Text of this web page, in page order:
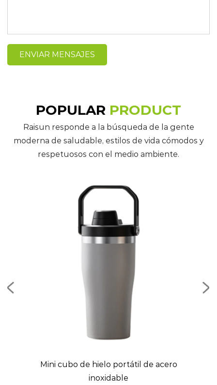
POPULAR PRODUCT
Raisun responde a la búsqueda de la gente
moderna de saludable, estilos de vida cómodos y
respetuosos con el medio ambiente.
Mini cubo de hielo portátil de acero
inoxidable